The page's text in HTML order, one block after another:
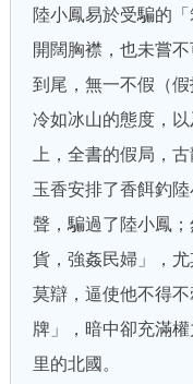
陸小鳳易於受騙的
開闊胸襟，也未嘗
到尾，無一不假（假
冷如冰山的態度，
上，全書的假局，
玉香安排了香餌釣
聲，騙過了陸小鳳
貨，強姦民婦」，
莫辯，逼使他不得
牌」，暗中卻充滿
里的北國。